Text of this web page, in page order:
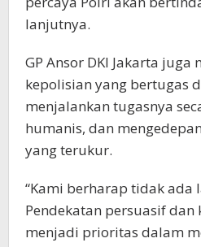
lanjutnya.
GP Ansor DKI Jakarta
kepolisian yang bertugas
menjalankan tugasnya
humanis, dan
yang terukur.
“Kami berharap tidak ada
Pendekatan persuasif dan
menjadi prioritas dalam